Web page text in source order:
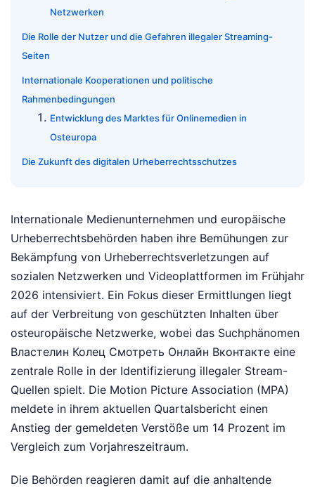
Netzwerken
Die Rolle der Nutzer und die Gefahren illegaler Streaming-
Seiten
Internationale Kooperationen und politische
Rahmenbedingungen
Entwicklung des Marktes für Onlinemedien in
Osteuropa
Die Zukunft des digitalen Urheberrechtsschutzes
Internationale Medienunternehmen und europäische
Urheberrechtsbehörden haben ihre Bemühungen zur
Bekämpfung von Urheberrechtsverletzungen auf
sozialen Netzwerken und Videoplattformen im Frühjahr
2026 intensiviert. Ein Fokus dieser Ermittlungen liegt
auf der Verbreitung von geschützten Inhalten über
osteuropäische Netzwerke, wobei das Suchphänomen
Властелин Колец Смотреть Онлайн Вконтакте eine
zentrale Rolle in der Identifizierung illegaler Stream-
Quellen spielt. Die Motion Picture Association (MPA)
meldete in ihrem aktuellen Quartalsbericht einen
Anstieg der gemeldeten Verstöße um 14 Prozent im
Vergleich zum Vorjahreszeitraum.
Die Behörden reagieren damit auf die anhaltende